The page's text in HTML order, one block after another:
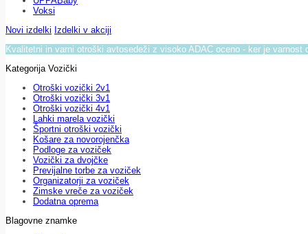
Voksi
Novi izdelki Izdelki v akciji
Kvalitetni in varni otroški avtosedeži z visoko ADAC oceno - ker je varnost
Kategorija Vozički
Otroški vozički 2v1
Otroški vozički 3v1
Otroški vozički 4v1
Lahki marela vozički
Športni otroški vozički
Košare za novorojenčka
Podloge za voziček
Vozički za dvojčke
Previjalne torbe za voziček
Organizatorji za voziček
Zimske vreče za voziček
Dodatna oprema
Blagovne znamke